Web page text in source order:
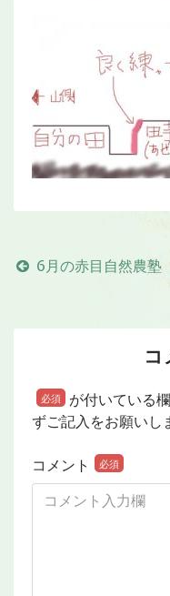
6月の赤目自然農塾
コ
必須
が付いている
ずご記入をお願いし
コメント 必須